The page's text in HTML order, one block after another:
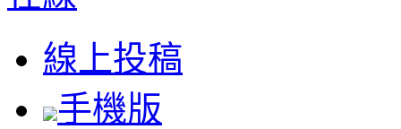
線上投稿
手機版